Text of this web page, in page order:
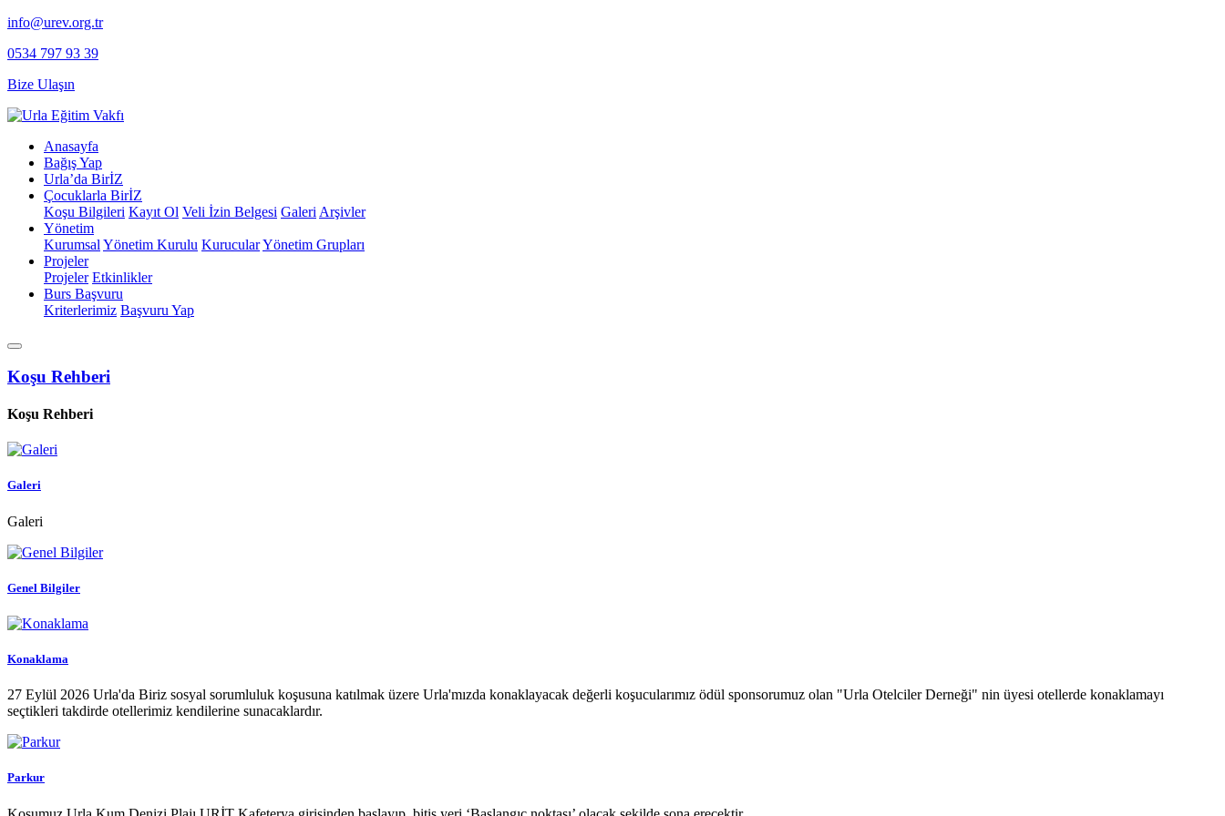
info@urev.org.tr
0534 797 93 39
Bize Ulaşın
Anasayfa
Bağış Yap
Urla’da BirİZ
Çocuklarla BirİZ
Koşu Bilgileri Kayıt Ol ⁠Veli İzin Belgesi Galeri Arşivler
Yönetim
Kurumsal Yönetim Kurulu KurucularYönetim Grupları
Projeler
Projeler Etkinlikler
Burs Başvuru
Kriterlerimiz Başvuru Yap
Koşu Rehberi
Koşu Rehberi
Galeri
Galeri
Genel Bilgiler
Konaklama
27 Eylül 2026 Urla'da Biriz sosyal sorumluluk koşusuna katılmak üzere Urla'mızda konaklayacak değerli koşucularımız ödül sponsorumuz olan "Urla Otelciler Derneği" nin üyesi otellerde konaklamayı
seçtikleri takdirde otellerimiz kendilerine sunacaklardır.
Parkur